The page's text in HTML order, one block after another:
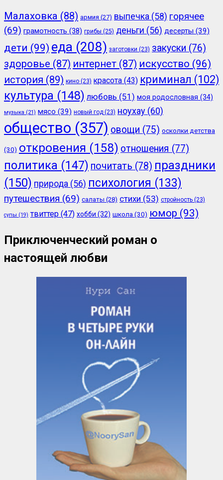
Малаховка (88) армия (27) выпечка (58) горячее
(69) грамотность (38) грибы (25) деньги (56) десерты (39)
дети (99) еда (208) заготовки (23) закуски (76)
здоровье (87) интернет (87) искусство (96)
история (89) кино (23) красота (43) криминал (102)
культура (148) любовь (51) моя родословная (34)
музыка (21) мясо (39) новый год (23) ноухау (60)
общество (357) овощи (75) осколки детства
(30) откровения (158) отношения (77)
политика (147) почитать (78) праздники
(150) природа (56) психология (133)
путешествия (69) салаты (28) стихи (53) стройность (23)
супы (19) твиттер (47) хобби (32) школа(30) юмор (93)
Приключенческий роман о
настоящей любви